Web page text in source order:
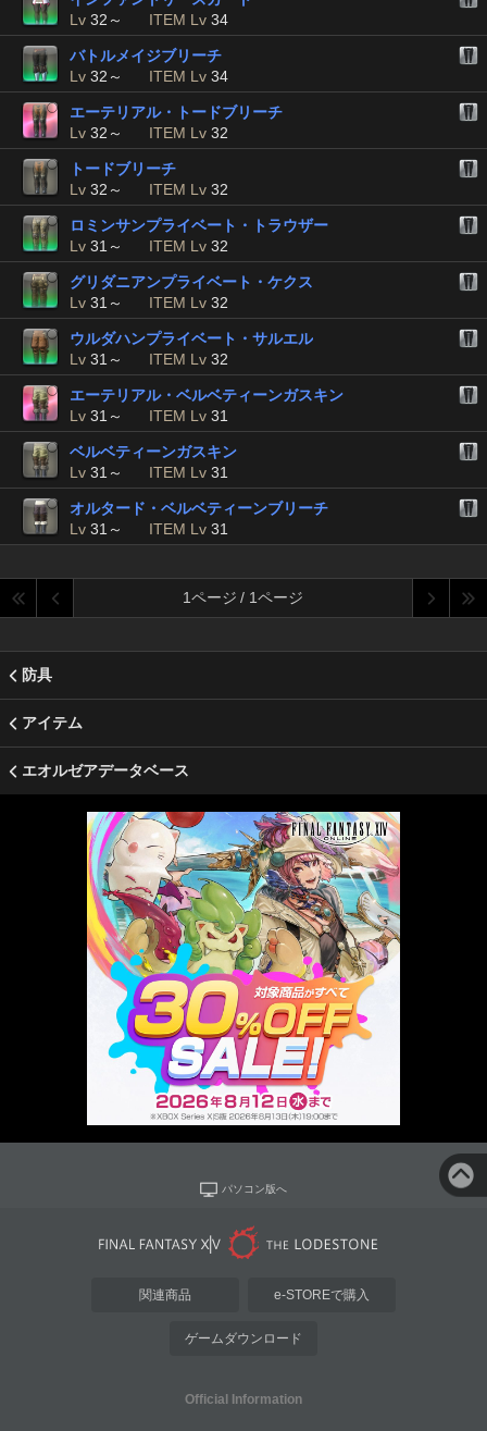
Lv 32～ ITEM Lv 34
バトルメイジブリーチ
Lv 32～ ITEM Lv 34
エーテリアル・トードブリーチ
Lv 32～ ITEM Lv 32
トードブリーチ
Lv 32～ ITEM Lv 32
ロミンサンプライベート・トラウザー
Lv 31～ ITEM Lv 32
グリダニアンプライベート・ケクス
Lv 31～ ITEM Lv 32
ウルダハンプライベート・サルエル
Lv 31～ ITEM Lv 32
エーテリアル・ベルベティーンガスキン
Lv 31～ ITEM Lv 31
ベルベティーンガスキン
Lv 31～ ITEM Lv 31
オルタード・ベルベティーンブリーチ
Lv 31～ ITEM Lv 31
1ページ / 1ページ
防具
アイテム
エオルゼアデータベース
パソコン版へ
関連商品 e-STOREで購入
ゲームダウンロード
Official Information